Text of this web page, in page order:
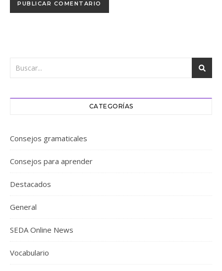
CATEGORÍAS
Consejos gramaticales
Consejos para aprender
Destacados
General
SEDA Online News
Vocabulario